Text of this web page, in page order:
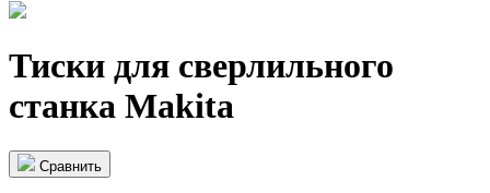
Тиски для сверлильного
станка Makita
Cравнить